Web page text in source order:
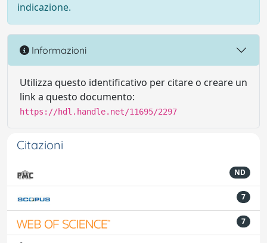
indicazione.
Informazioni
Utilizza questo identificativo per citare o creare un
link a questo documento:
https://hdl.handle.net/11695/2297
Citazioni
ND
7
7